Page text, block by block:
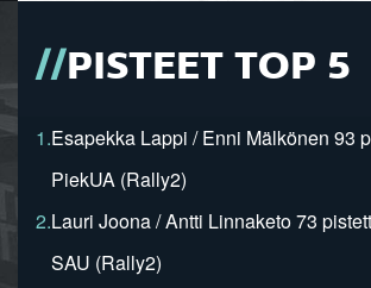
PISTEET TOP 5
1.Esapekka Lappi / Enni Mälkönen 93
PiekUA (Rally2)
2.Lauri Joona / Antti Linnaketo 73
SAU (Rally2)